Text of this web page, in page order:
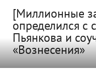
[Миллионные
определился с
Пьянкова и
«Вознесения»